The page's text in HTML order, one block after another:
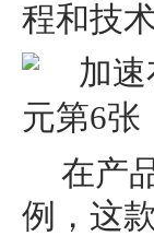
程和技
在产
例，这